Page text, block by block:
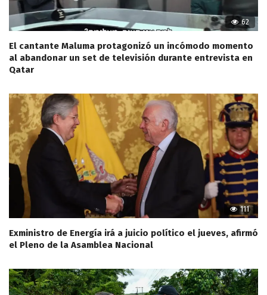
62
El cantante Maluma protagonizó un incómodo momento
al abandonar un set de televisión durante entrevista en
Qatar
111
Exministro de Energía irá a juicio político el jueves, afirmó
el Pleno de la Asamblea Nacional